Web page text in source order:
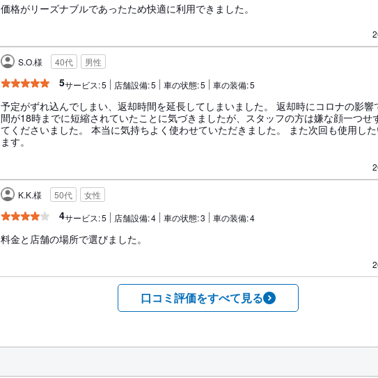
価格がリーズナブルであったため快適に利用できました。
S.O.様 40代 男性
5サービス:5 店舗設備:5 車の状態:5 車の装備:5
予定がずれ込んでしまい、返却時間を延長してしまいました。 返却時にコロナの影響
間が18時までに短縮されていたことに気づきましたが、スタッフの方は嫌な顔一つせ
てくださいました。 本当に気持ちよく使わせていただきました。 また次回も使用し
ます。
K.K.様 50代 女性
4サービス:5 店舗設備:4 車の状態:3 車の装備:4
料金と店舗の場所で選びました。
口コミ評価をすべて見る